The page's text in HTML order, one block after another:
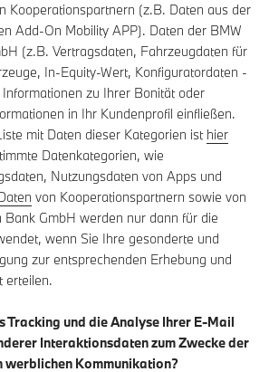
Kooperationspartnern (z.B. Daten aus der
Add-On Mobility APP). Daten der BMW
(z.B. Vertragsdaten, Fahrzeugdaten für
In-Equity-Wert, Konfiguratordaten -
zu Ihrer Bonität oder
in Ihr Kundenprofil einfließen.
mit Daten dieser Kategorien ist hier
Datenkategorien, wie
Nutzungsdaten von Apps und
von Kooperationspartnern sowie von
Bank GmbH werden nur dann für die
wenn Sie Ihre gesonderte und
zur entsprechenden Erhebung und
erteilen.
Tracking und die Analyse Ihrer E-Mail
Interaktionsdaten zum Zwecke der
werblichen Kommunikation?